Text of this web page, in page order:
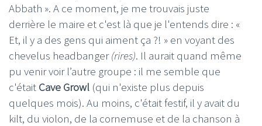
Abbath ». A ce moment, je me trouvais juste
derrière le maire et c'est là que je l'entends dire : «
Et, il y a des gens qui aiment ça ?! » en voyant des
chevelus headbanger(rires). Il aurait quand même
pu venir voir l’autre groupe : il me semble que
c'était Cave Growl (qui n'existe plus depuis
quelques mois). Au moins, c'était festif, il y avait du
kilt, du violon, de la cornemuse et de la chanson à